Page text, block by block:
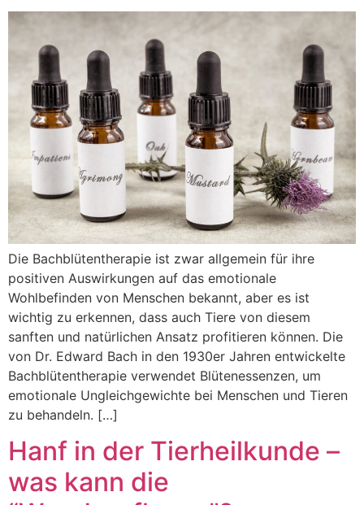
Die Bachblütentherapie ist zwar allgemein für ihre
positiven Auswirkungen auf das emotionale
Wohlbefinden von Menschen bekannt, aber es ist
wichtig zu erkennen, dass auch Tiere von diesem
sanften und natürlichen Ansatz profitieren können. Die
von Dr. Edward Bach in den 1930er Jahren entwickelte
Bachblütentherapie verwendet Blütenessenzen, um
emotionale Ungleichgewichte bei Menschen und Tieren
zu behandeln. […]
Hanf in der Tierheilkunde –
was kann die